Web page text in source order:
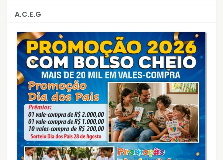
A.C.E.G